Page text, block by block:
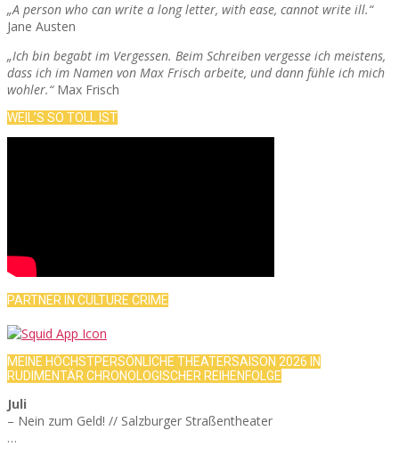
„A person who can write a long letter, with ease, cannot write ill.“
Jane Austen
„Ich bin begabt im Vergessen. Beim Schreiben vergesse ich meistens,
dass ich im Namen von Max Frisch arbeite, und dann fühle ich mich
wohler.“Max Frisch
WEIL’S SO TOLL IST
PARTNER IN CULTURE CRIME
MEINE HÖCHSTPERSÖNLICHE THEATERSAISON 2026 IN
RUDIMENTÄR CHRONOLOGISCHER REIHENFOLGE
Juli
– Nein zum Geld! // Salzburger Straßentheater
…